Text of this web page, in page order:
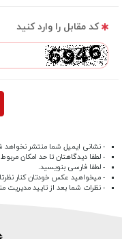
کد مقابل را وارد کنید
- نشانی ایمیل شما منتشر نخواهد
- لطفا دیدگاهتان تا حد امکان
- لطفا فارسی بنویسید.
- میخواهید عکس خودتان کنار
- نظرات شما بعد از تایید مدیریت